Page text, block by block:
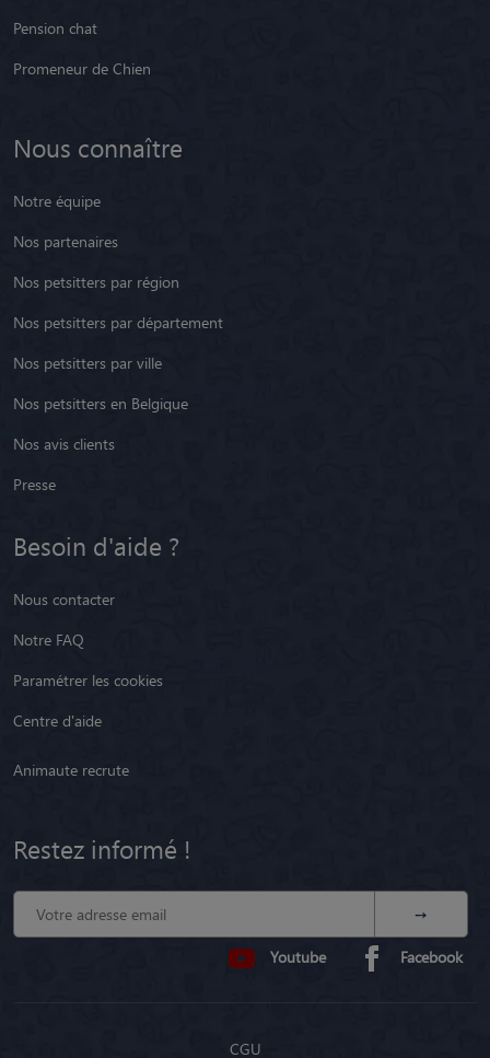
Pension chat
Promeneur de Chien
Nous connaître
Notre équipe
Nos partenaires
Nos petsitters par région
Nos petsitters par département
Nos petsitters par ville
Nos petsitters en Belgique
Nos avis clients
Presse
Besoin d'aide ?
Nous contacter
Notre FAQ
Paramétrer les cookies
Centre d'aide
Animaute recrute
Restez informé !
Youtube Facebook
CGU